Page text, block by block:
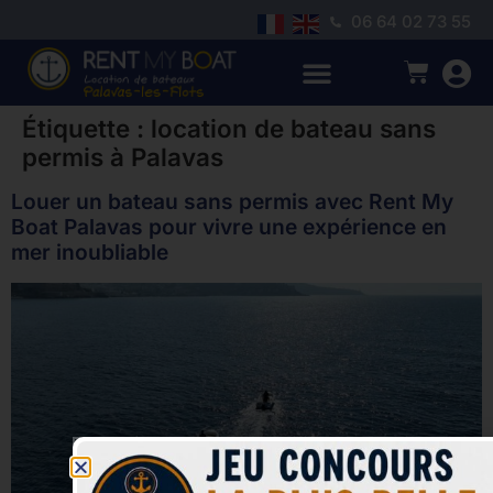
06 64 02 73 55
Étiquette : location de bateau sans
permis à Palavas
Louer un bateau sans permis avec Rent My
Boat Palavas pour vivre une expérience en
mer inoubliable